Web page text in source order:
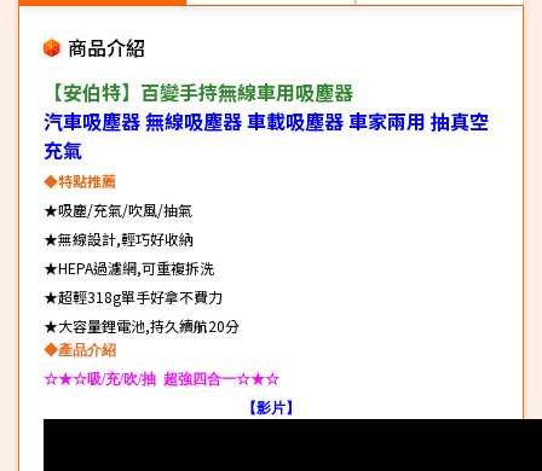
商品介紹
【安伯特】百變手持無線車用吸塵器
汽車吸塵器 無線吸塵器 車載吸塵器 車家兩用 抽真空
充氣
◆特點推薦
★吸塵/充氣/吹風/抽氣
★無線設計,輕巧好收納
★HEPA過濾網,可重複拆洗
★超輕318g單手好拿不費力
★大容量鋰電池,持久續航20分
◆產品介紹
☆★☆吸/充/吹/抽 超強四合一☆★☆
【影片】